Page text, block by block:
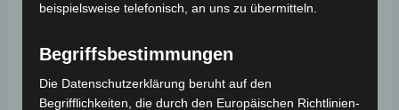
beispielsweise telefonisch, an uns zu übermitteln.
Begriffsbestimmungen
Die Datenschutzerklärung beruht auf den
Begrifflichkeiten, die durch den Europäischen Richtlinien-